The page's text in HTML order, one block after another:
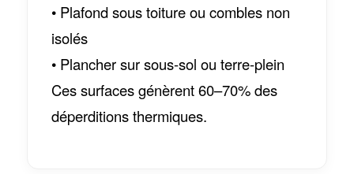
• Plafond sous toiture ou combles non
isolés
• Plancher sur sous-sol ou terre-plein
Ces surfaces génèrent 60–70% des
déperditions thermiques.